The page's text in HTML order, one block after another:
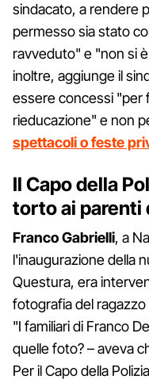
sindacato, a rendere
permesso sia stato
ravveduto" e "non si
inoltre, aggiunge il
essere concessi "per
rieducazione" e non
spettacoli o feste
Il Capo della
torto ai parenti
Franco Gabrielli, a
l'inaugurazione della
Questura, era
fotografia del
"I familiari di Franco
quelle foto? – aveva
Per il Capo della